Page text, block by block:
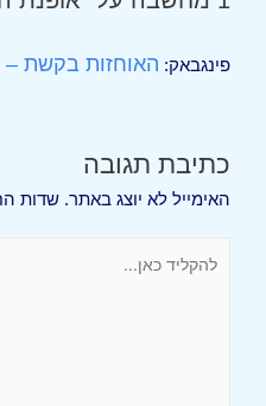
פינגבאק: האוחזות בקשת
כתיבת תגובה
האימייל לא יוצג באתר. שדות